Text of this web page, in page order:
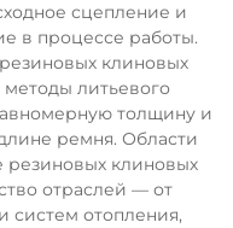
сцепление и
в процессе работы.
клиновых
литьевого
толщину и
ремня. Области
резиновых клиновых
отраслей — от
систем отопления,